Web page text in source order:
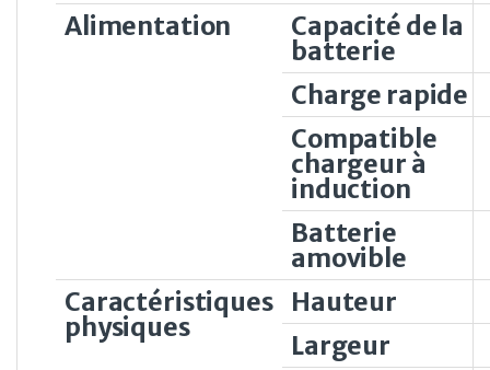
Alimentation
Capacité de la
batterie
Charge rapide
Compatible
chargeur à
induction
Batterie
amovible
Caractéristiques
physiques
Hauteur
Largeur